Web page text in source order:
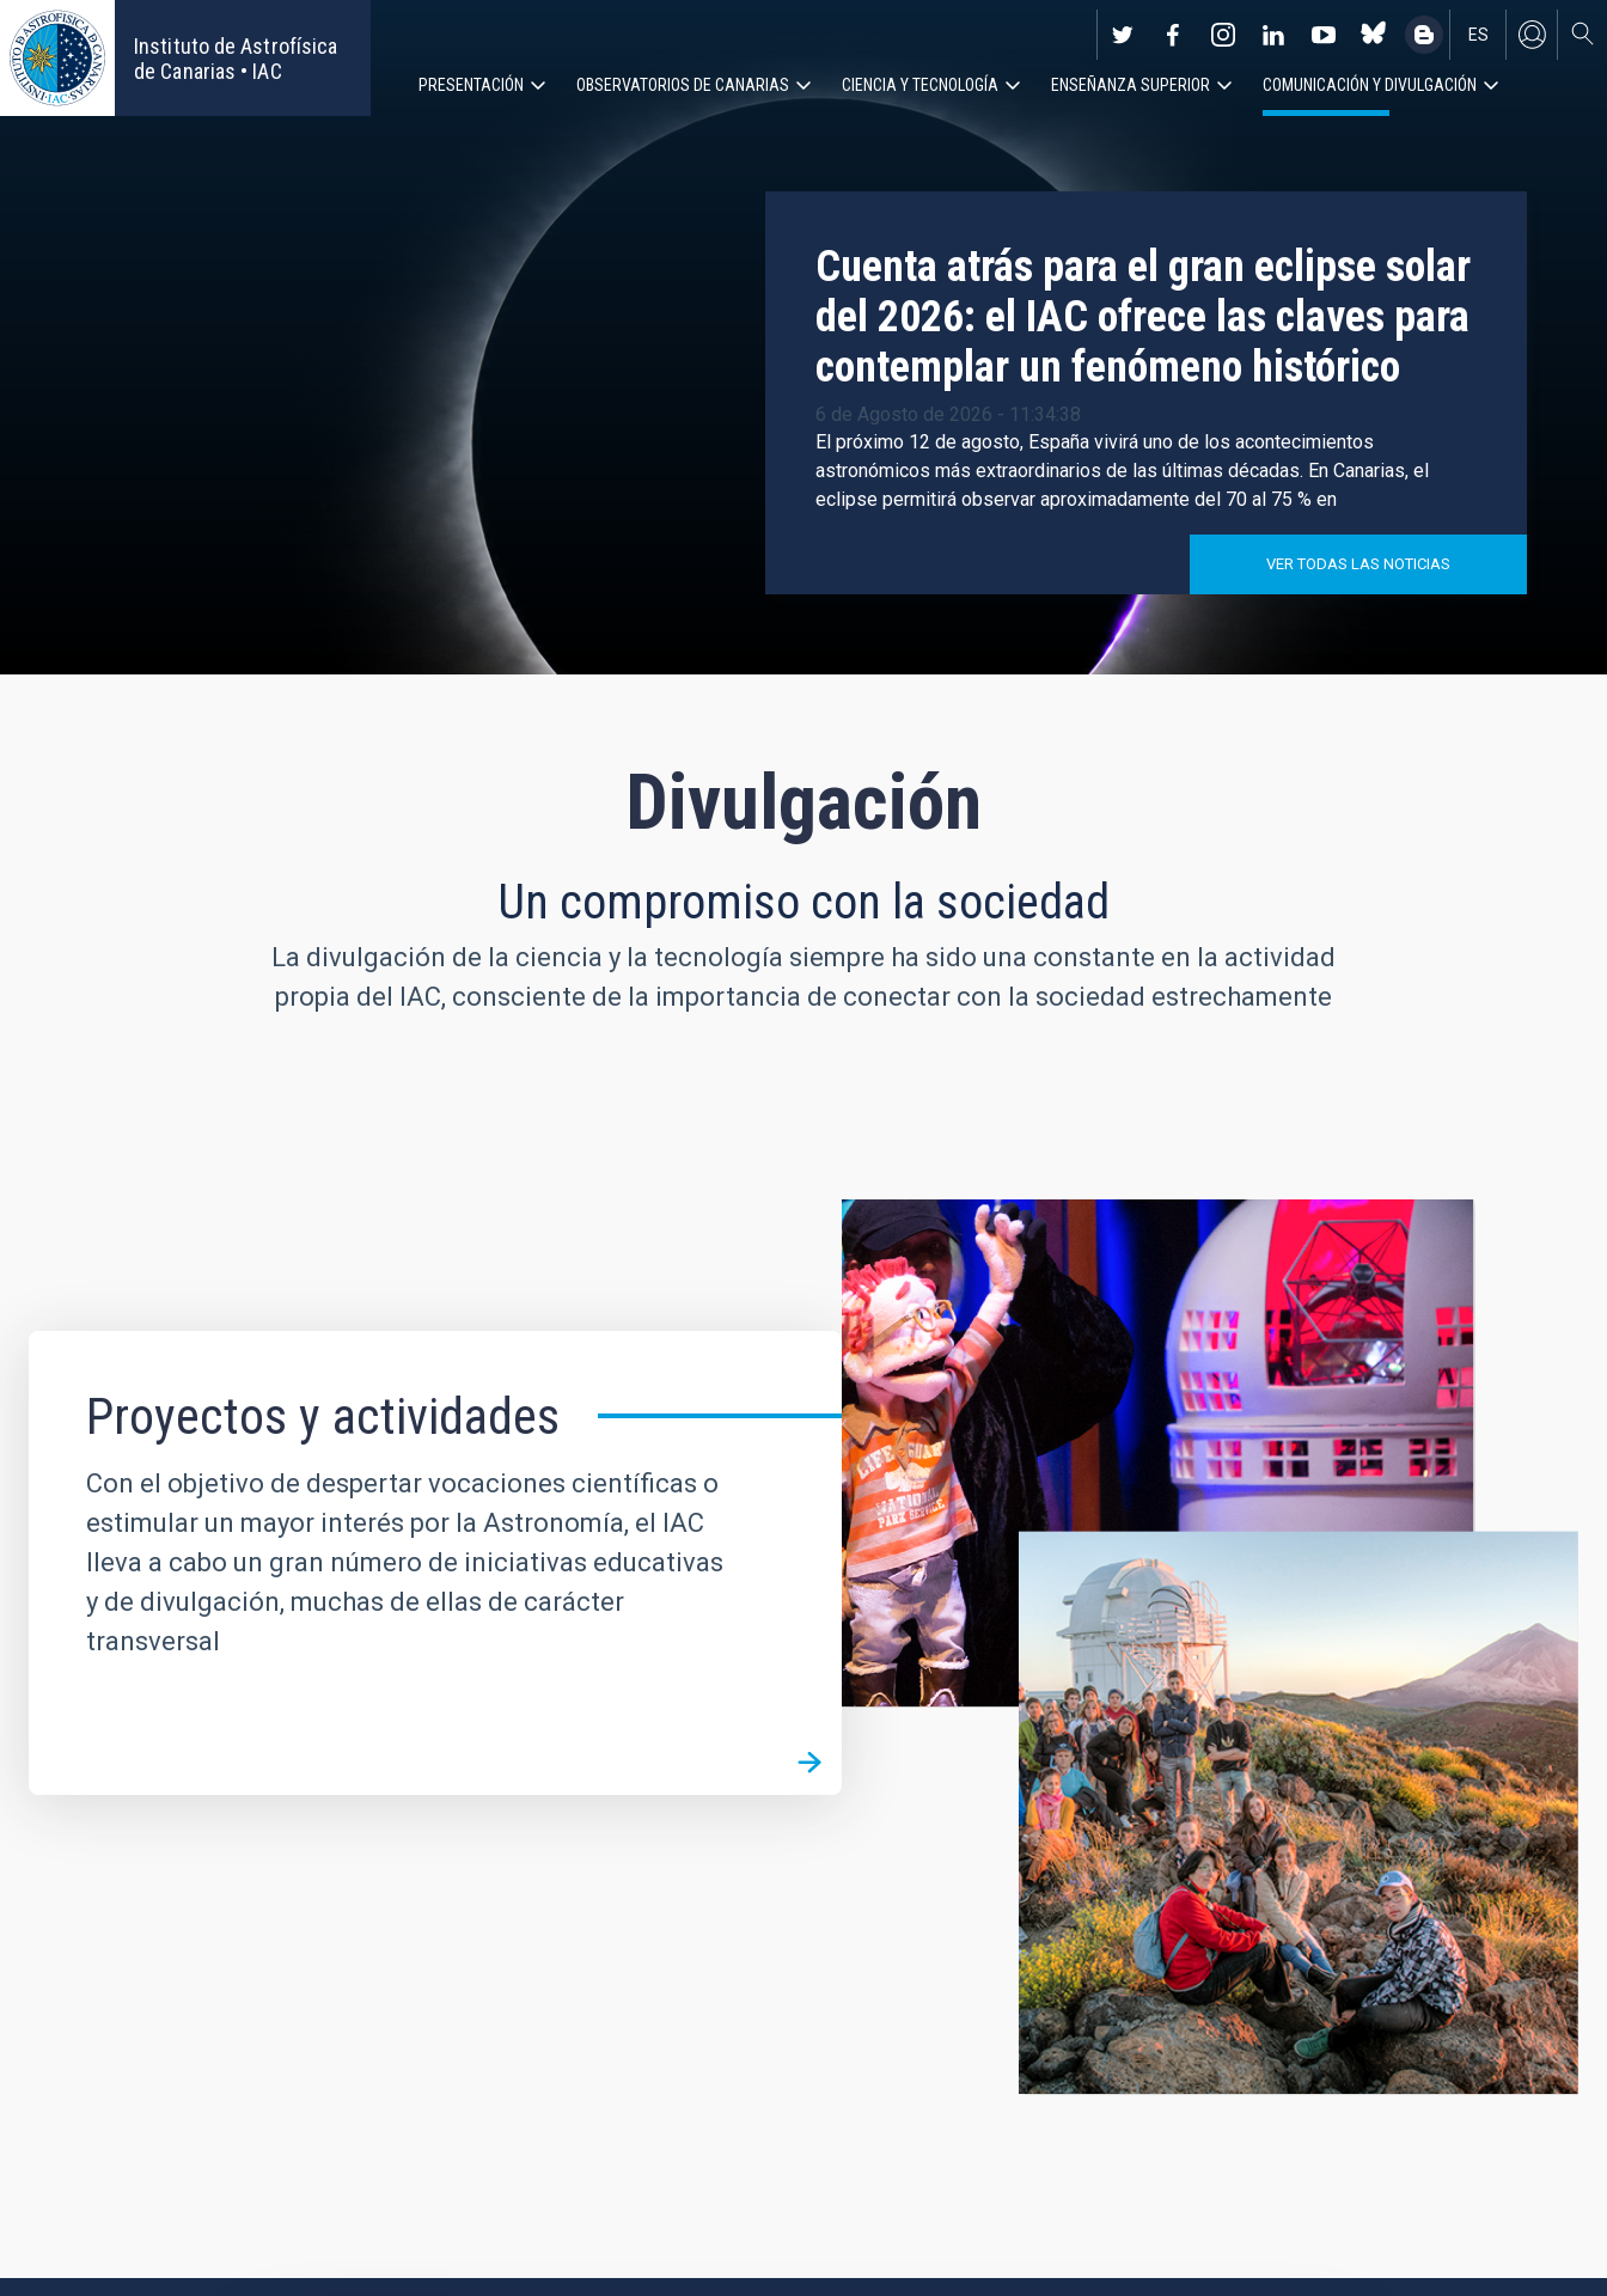
Pasar
al
contenido
principal
Instituto de Astrofísica
de Canarias • IAC
EN
ES
PRESENTACIÓN OBSERVATORIOS DE CANARIAS CIENCIA Y TECNOLOGÍA ENSEÑANZA SUPERIOR COMUNICACIÓN Y DIVULGACIÓN
Cuenta atrás para el gran eclipse solar
del 2026: el IAC ofrece las claves para
contemplar un fenómeno histórico
6 de Agosto de 2026 - 11:34:38
El próximo 12 de agosto, España vivirá uno de los acontecimientos
astronómicos más extraordinarios de las últimas décadas. En Canarias, el
eclipse permitirá observar aproximadamente del 70 al 75 % en
VER TODAS LAS NOTICIAS
Divulgación
Un compromiso con la sociedad
La divulgación de la ciencia y la tecnología siempre ha sido una constante en la actividad
propia del IAC, consciente de la importancia de conectar con la sociedad estrechamente
Proyectos y actividades
Con el objetivo de despertar vocaciones científicas o
estimular un mayor interés por la Astronomía, el IAC
lleva a cabo un gran número de iniciativas educativas
y de divulgación, muchas de ellas de carácter
transversal